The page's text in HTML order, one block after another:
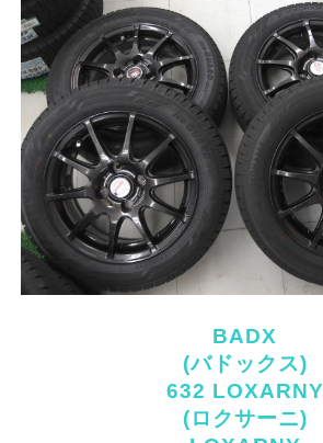
BADX
(バドックス)
632 LOXARNY
(ロクサーニ)